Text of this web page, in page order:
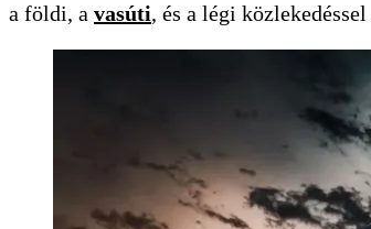
a földi, a vasúti, és a légi